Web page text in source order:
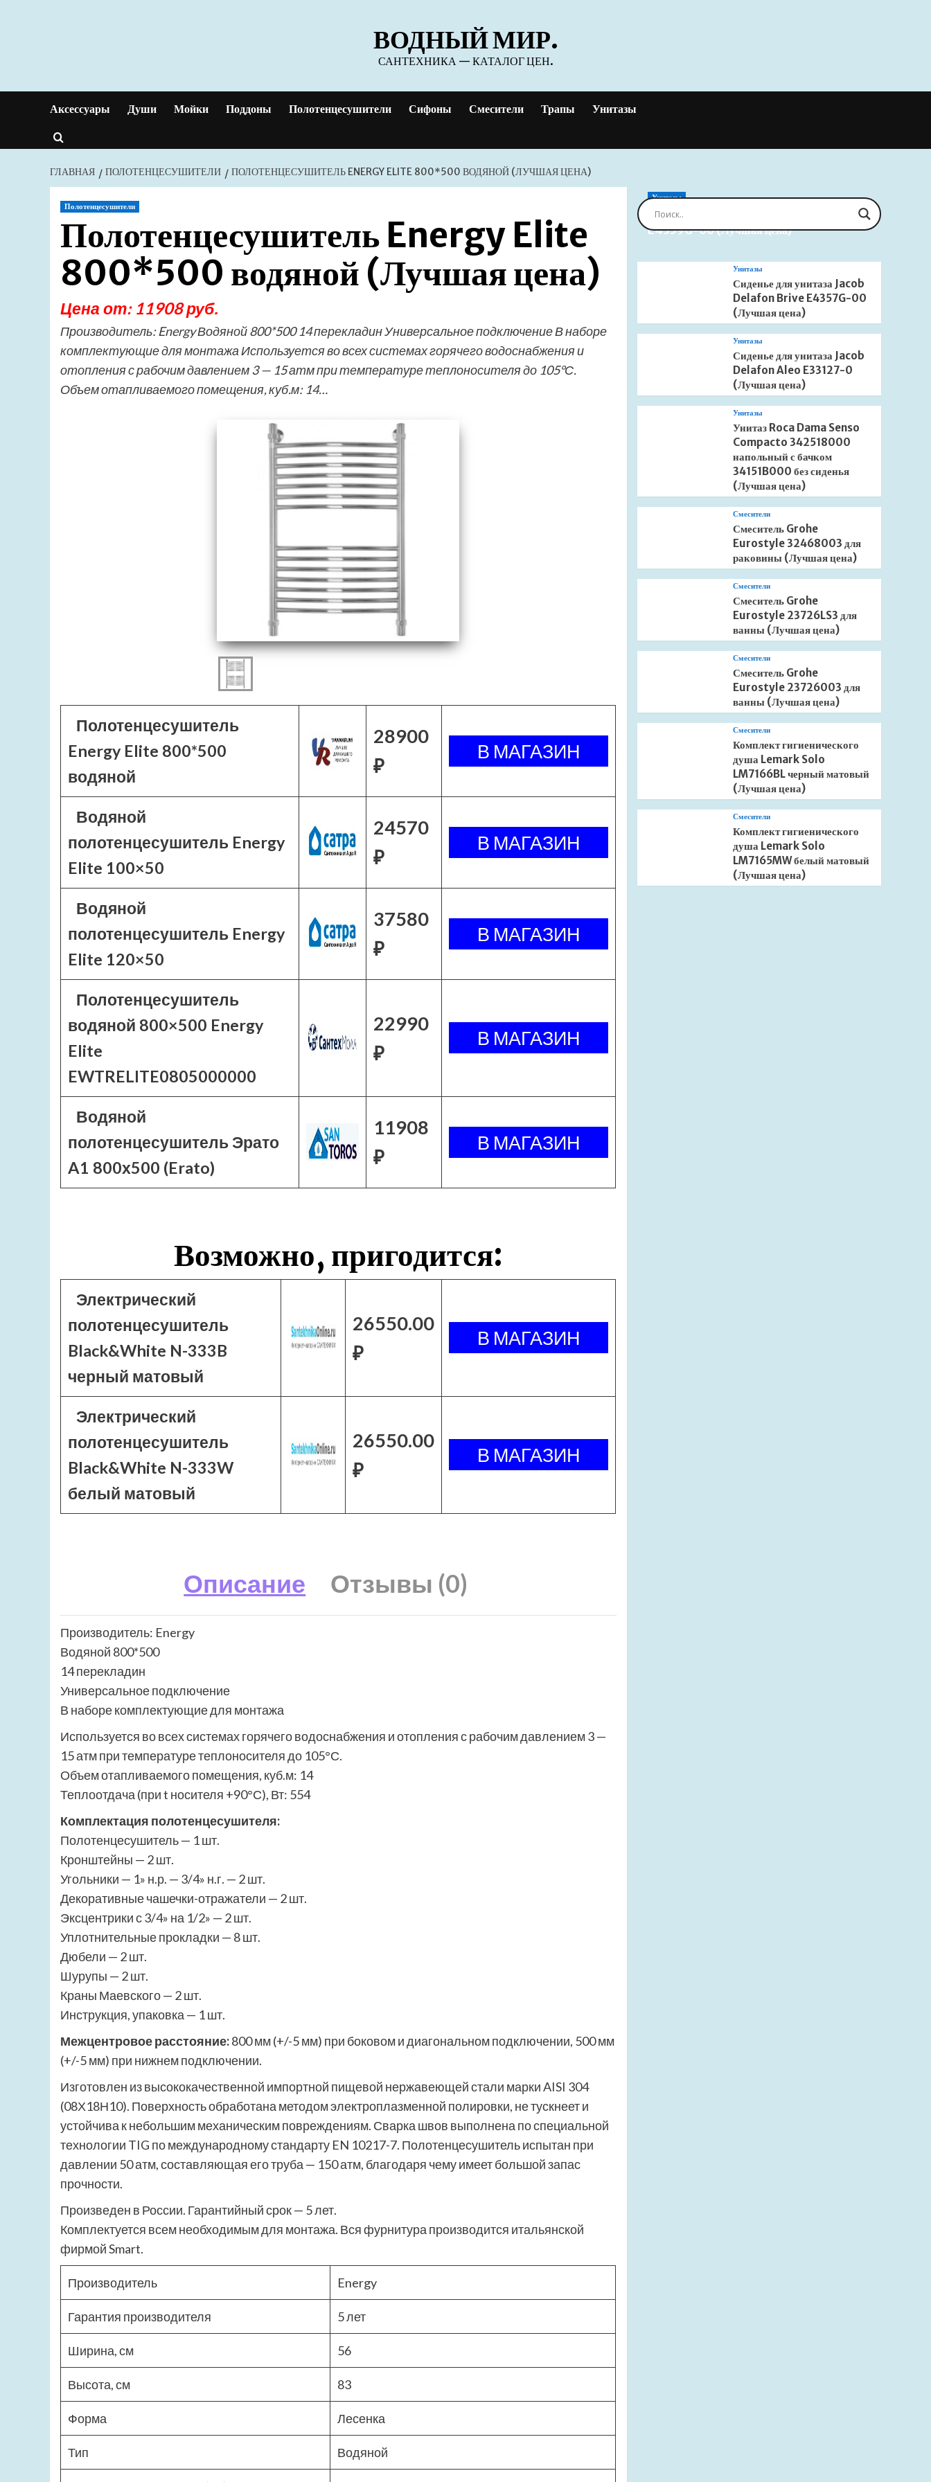
ВОДНЫЙ МИР.
САНТЕХНИКА — КАТАЛОГ ЦЕН.
Аксессуары Души Мойки Поддоны Полотенцесушители Сифоны Смесители Трапы Унитазы
ГЛАВНАЯ ПОЛОТЕНЦЕСУШИТЕЛИ ПОЛОТЕНЦЕСУШИТЕЛЬ ENERGY ELITE 800*500 ВОДЯНОЙ (ЛУЧШАЯ ЦЕНА)
Полотенцесушители
Полотенцесушитель Energy Elite
800*500 водяной (Лучшая цена)
Цена от: 11908 руб.
Производитель: Energy Водяной 800*500 14 перекладин Универсальное подключение В наборе
комплектующие для монтажа Используется во всех системах горячего водоснабжения и
отопления с рабочим давлением 3 — 15 атм при температуре теплоносителя до 105°С.
Объем отапливаемого помещения, куб.м: 14…
Полотенцесушитель
Energy Elite 800*500
водяной
28900
₽
Водяной
полотенцесушитель Energy
Elite 100×50
24570
₽
Водяной
полотенцесушитель Energy
Elite 120×50
37580
₽
Полотенцесушитель
водяной 800×500 Energy
Elite
EWTRELITE0805000000
22990
₽
Водяной
полотенцесушитель Эрато
A1 800х500 (Erato)
11908
₽
Возможно, пригодится:
Электрический
полотенцесушитель
Black&White N-333B
черный матовый
26550.00
₽
Электрический
полотенцесушитель
Black&White N-333W
белый матовый
26550.00
₽
Описание Отзывы (0)
Производитель: Energy
Водяной 800*500
14 перекладин
Универсальное подключение
В наборе комплектующие для монтажа
Используется во всех системах горячего водоснабжения и отопления с рабочим давлением 3 —
15 атм при температуре теплоносителя до 105°С.
Объем отапливаемого помещения, куб.м: 14
Теплоотдача (при t носителя +90°С), Вт: 554
Комплектация полотенцесушителя:
Полотенцесушитель — 1 шт.
Кронштейны — 2 шт.
Угольники — 1» н.р. — 3/4» н.г. — 2 шт.
Декоративные чашечки-отражатели — 2 шт.
Эксцентрики с 3/4» на 1/2» — 2 шт.
Уплотнительные прокладки — 8 шт.
Дюбели — 2 шт.
Шурупы — 2 шт.
Краны Маевского — 2 шт.
Инструкция, упаковка — 1 шт.
Межцентровое расстояние:800 мм (+/-5 мм) при боковом и диагональном подключении, 500 мм
(+/-5 мм) при нижнем подключении.
Изготовлен из высококачественной импортной пищевой нержавеющей стали марки AISI 304
(08Х18Н10). Поверхность обработана методом электроплазменной полировки, не тускнеет и
устойчива к небольшим механическим повреждениям. Сварка швов выполнена по специальной
технологии TIG по международному стандарту EN 10217-7. Полотенцесушитель испытан при
давлении 50 атм, составляющая его труба — 150 атм, благодаря чему имеет большой запас
прочности.
Произведен в России. Гарантийный срок — 5 лет.
Комплектуется всем необходимым для монтажа. Вся фурнитура производится итальянской
фирмой Smart.
Производитель Energy
Гарантия производителя 5 лет
Ширина, см 56
Высота, см 83
Форма Лесенка
Тип Водяной
Унитазы
Сиденье для унитаза Jacob Delafon Brive
E4359G-00 (Лучшая цена)
Унитазы
Сиденье для унитаза Jacob
Delafon Brive E4357G-00
(Лучшая цена)
Унитазы
Сиденье для унитаза Jacob
Delafon Aleo E33127-0
(Лучшая цена)
Унитазы
Унитаз Roca Dama Senso
Compacto 342518000
напольный с бачком
34151B000 без сиденья
(Лучшая цена)
Смесители
Смеситель Grohe
Eurostyle 32468003 для
раковины (Лучшая цена)
Смесители
Смеситель Grohe
Eurostyle 23726LS3 для
ванны (Лучшая цена)
Смесители
Смеситель Grohe
Eurostyle 23726003 для
ванны (Лучшая цена)
Смесители
Комплект гигиенического
душа Lemark Solo
LM7166BL черный матовый
(Лучшая цена)
Смесители
Комплект гигиенического
душа Lemark Solo
LM7165MW белый матовый
(Лучшая цена)